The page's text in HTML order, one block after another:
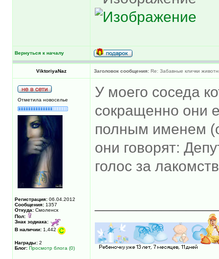
Вернуться к началу
ViktoriyaNaz Заголовок сообщения: Re: Забавные клички
Отметила новоселье
Регистрация: 06.04.2012
Сообщения: 1357
Откуда: Смоленск
Пол:
Знак зодиака:
В наличии: 1,442
Награды: 2
Блог: Просмотр блога (0)
У моего соседа
сокращенно они
полным именем
они говорят:
голос за